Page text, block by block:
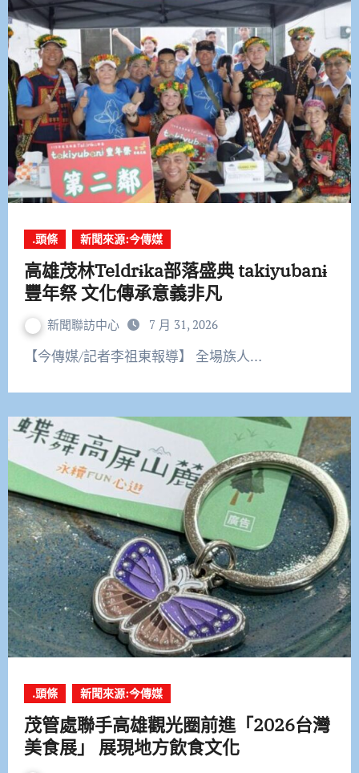
.頭條 新聞來源:今傳媒
高雄茂林Teldrɨka部落盛典 takiyubanɨ
豐年祭 文化傳承意義非凡
新聞聯訪中心 7 月 31, 2026
【今傳媒/記者李祖東報導】 全場族人…
.頭條 新聞來源:今傳媒
茂管處聯手高雄觀光圈前進「2026台灣
美食展」 展現地方飲食文化